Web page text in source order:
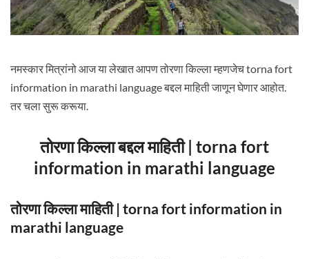
नमस्कार मित्रांनो आज या लेखात आपण तोरणा किल्ला म्हणजेच torna fort
information in marathi language बद्दल माहिती जाणून घेणार आहोत.
तर चला सुरू करूया.
तोरणा किल्ला बद्दल माहिती | torna fort
information in marathi language
तोरणा किल्ला माहिती | torna fort information in
marathi language